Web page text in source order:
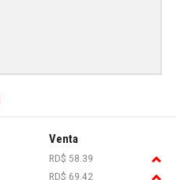
Venta
RD$ 58.39
RD$ 69.42